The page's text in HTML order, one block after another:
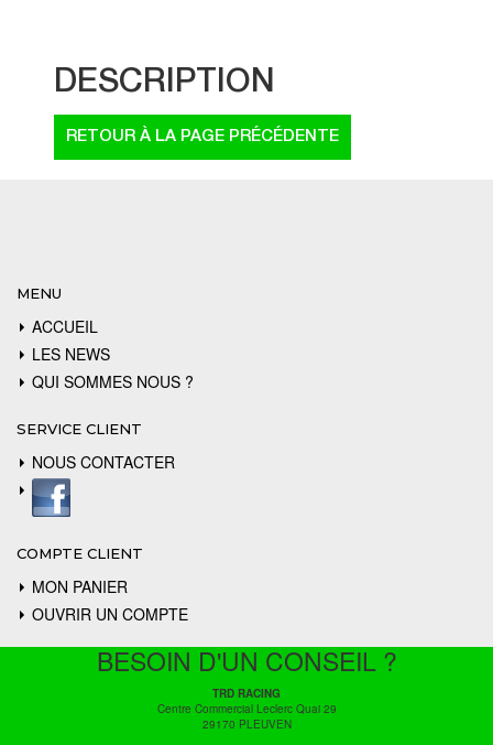
DESCRIPTION
MENU
ACCUEIL
LES NEWS
QUI SOMMES NOUS ?
SERVICE CLIENT
NOUS CONTACTER
COMPTE CLIENT
MON PANIER
OUVRIR UN COMPTE
BESOIN D'UN CONSEIL ?
TRD RACING
Centre Commercial Leclerc Quai 29
29170 PLEUVEN